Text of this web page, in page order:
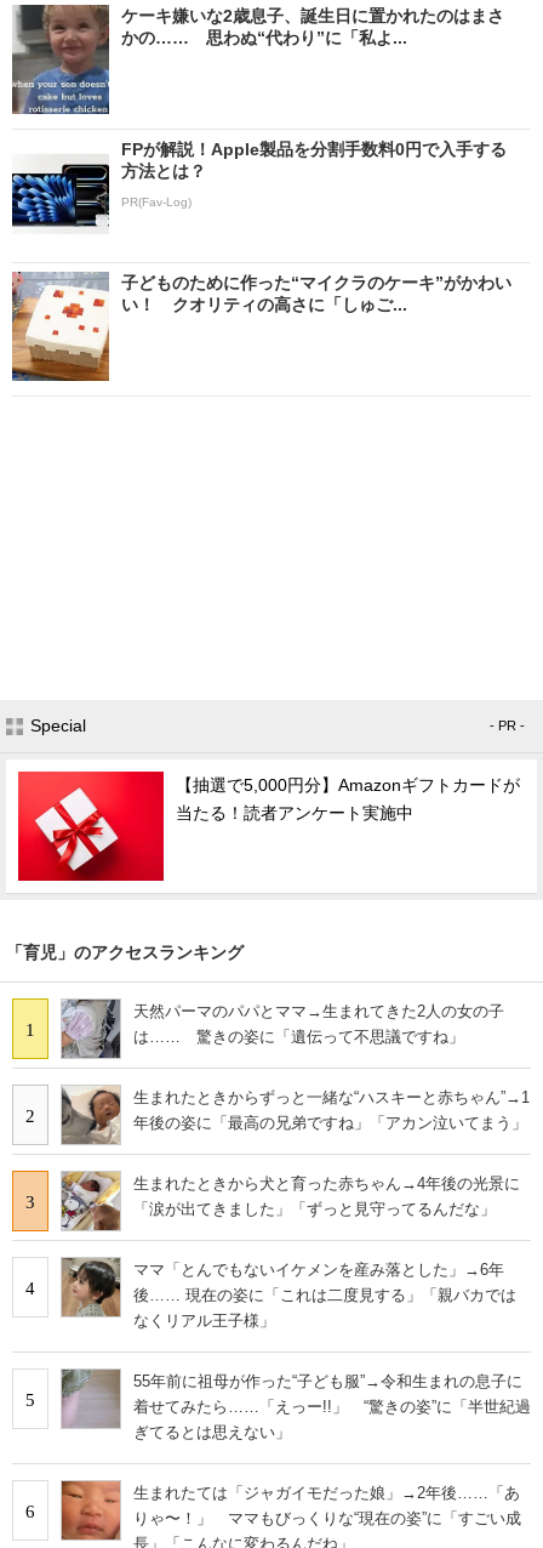
ケーキ嫌いな2歳息子、誕生日に置かれたのはまさ
かの…… 思わぬ“代わり”に「私よ...
FPが解説！Apple製品を分割手数料0円で入手する
方法とは？
PR(Fav-Log)
子どものために作った“マイクラのケーキ”がかわい
い！ クオリティの高さに「しゅご...
Special - PR -
【抽選で5,000円分】Amazonギフトカードが
当たる！読者アンケート実施中
「育児」のアクセスランキング
1
天然パーマのパパとママ→生まれてきた2人の女の子
は…… 驚きの姿に「遺伝って不思議ですね」
2
生まれたときからずっと一緒な“ハスキーと赤ちゃん”→1
年後の姿に「最高の兄弟ですね」「アカン泣いてまう」
3
生まれたときから犬と育った赤ちゃん→4年後の光景に
「涙が出てきました」「ずっと見守ってるんだな」
4
ママ「とんでもないイケメンを産み落とした」→6年
後…… 現在の姿に「これは二度見する」「親バカでは
なくリアル王子様」
5
55年前に祖母が作った“子ども服”→令和生まれの息子に
着せてみたら……「えっー!!」 “驚きの姿”に「半世紀過
ぎてるとは思えない」
6
生まれたては「ジャガイモだった娘」→2年後……「あ
りゃ〜！」 ママもびっくりな“現在の姿”に「すごい成
長」「こんなに変わるんだね」